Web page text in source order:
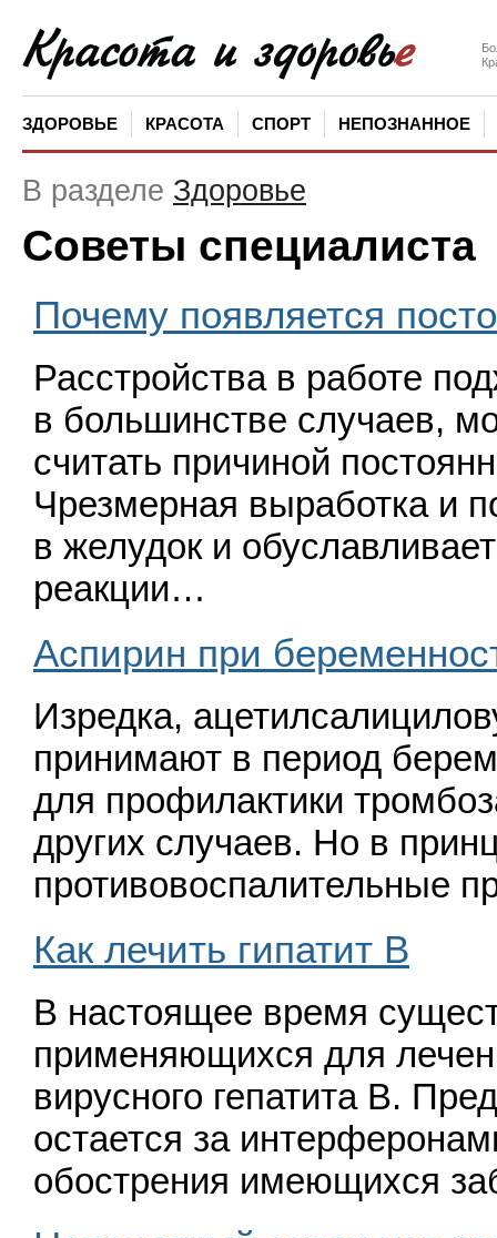
ЗДОРОВЬЕ КРАСОТА СПОРТ НЕПОЗНАННОЕ
В разделе Здоровье
Советы специалиста
Почему появляется
Расстройства в работе
в большинстве случаев,
считать причиной
Чрезмерная выработка и
в желудок и
реакции…
Аспирин при
Изредка,
принимают в период
для профилактики
других случаев. Но в
противовоспалительные
Как лечить гипатит B
В настоящее время
применяющихся для
вирусного гепатита В.
остается за
обострения имеющихся